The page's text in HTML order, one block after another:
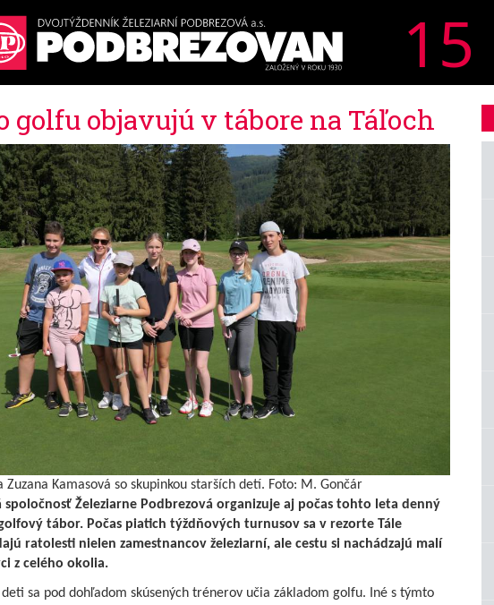
15
golfu objavujú v tábore na Táľoch
Zuzana Kamasová so skupinkou starších detí. Foto: M. Gončár
spoločnosť Železiarne Podbrezová organizuje aj počas tohto leta denný
tábor. Počas piatich týždňových turnusov sa v rezorte Tále
ratolesti nielen zamestnancov železiarní, ale cestu si nachádzajú malí
z celého okolia.
sa pod dohľadom skúsených trénerov učia základom golfu. Iné s týmto